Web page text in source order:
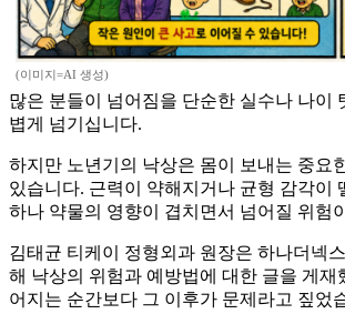
(이미지=AI 생성)
많은 분들이 넘어짐을 단순한 실수나 나이
볍게 넘기십니다.
하지만 노년기의 낙상은 몸이 보내는 중요
있습니다. 근력이 약해지거나 균형 감각이
하나 약물의 영향이 겹치면서 넘어질 위험
김태균 티케이 정형외과 원장은 하나더넥
해 낙상의 위험과 예방법에 대한 글을 게재
어지는 순간보다 그 이후가 문제라고 짚었